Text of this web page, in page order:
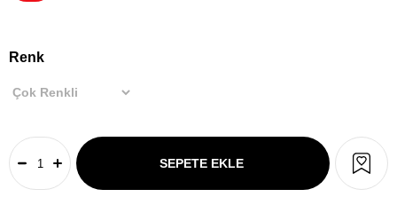
Renk